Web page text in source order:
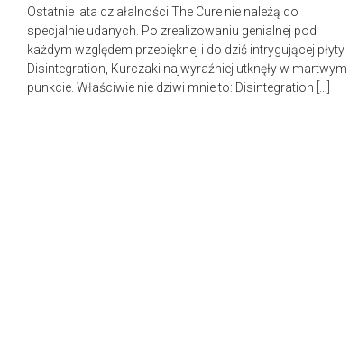
Ostatnie lata działalności The Cure nie należą do
specjalnie udanych. Po zrealizowaniu genialnej pod
każdym względem przepięknej i do dziś intrygującej płyty
Disintegration, Kurczaki najwyraźniej utknęły w martwym
punkcie. Właściwie nie dziwi mnie to: Disintegration […]